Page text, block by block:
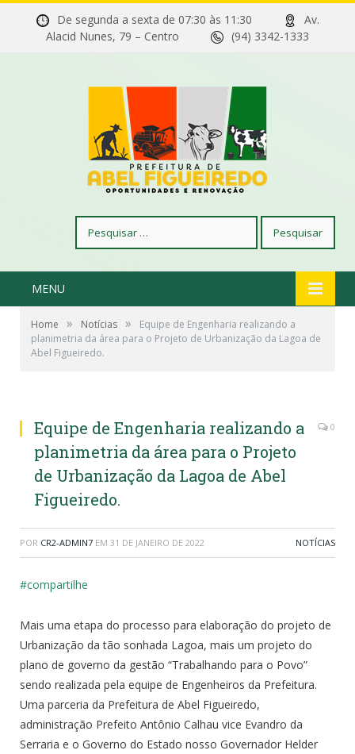
De segunda a sexta de 07:30 às 11:30
Av.
Alacid Nunes, 79 – Centro
(94) 3342-1333
por:
MENU
Home » Notícias »
Equipe de Engenharia realizando a
planimetria da área para o Projeto de Urbanização da Lagoa de
Abel Figueiredo.
Equipe de Engenharia realizando a
planimetria da área para o Projeto
de Urbanização da Lagoa de Abel
Figueiredo.
0
POR CR2-ADMIN7 EM 31 DE JANEIRO DE 2022 NOTÍCIAS
#compartilhe
Mais uma etapa do processo para elaboração do projeto de
Urbanização da tão sonhada Lagoa, mais um projeto do
plano de governo da gestão “Trabalhando para o Povo”
sendo realizada pela equipe de Engenheiros da Prefeitura.
Uma parceria da Prefeitura de Abel Figueiredo,
administração Prefeito Antônio Calhau vice Evandro da
Serraria e o Governo do Estado nosso Governador Helder